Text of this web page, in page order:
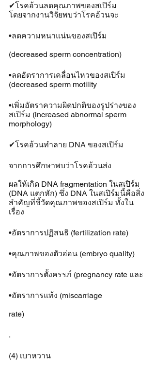
✔โรคอ้วนลดคุณภาพของสเปิร์ม
โดยจากงานวิจัยพบว่าโรคอ้วนจะ
•ลดความหนาแน่นของสเปิร์ม
(decreased sperm concentration)
•ลดอัตราการเคลื่อนไหวของสเปิร์ม
(decreased sperm motility
•เพิ่มอัตราความผิดปกติของรูปร่างของ
สเปิร์ม (increased abnormal sperm
morphology)
✔โรคอ้วนทำลาย DNA ของสเปิร์ม
จากการศึกษาพบว่าโรคอ้วนส่ง
ผลให้เกิด DNA fragmentation ในสเปิร์ม
(DNA แตกหัก) ซึ่ง DNA ในสเปิร์มนี้คือสิ่ง
สำคัญที่ชี้วัดคุณภาพของสเปิร์ม ทั้งใน
เรื่อง
•อัตราการปฏิสนธิ (fertilization rate)
•คุณภาพของตัวอ่อน (embryo quality)
•อัตราการตั้งครรภ์ (pregnancy rate และ
•อัตราการแท้ง (miscarriage
rate)
.
(4) เบาหวาน